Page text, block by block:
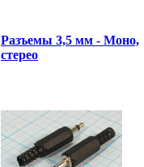
Разъемы 3,5 мм - Моно,
стерео